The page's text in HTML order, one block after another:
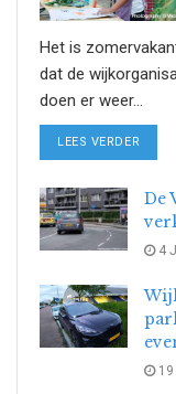
Het is
dat de
doen er weer...
LEES VERDER
De
4
19